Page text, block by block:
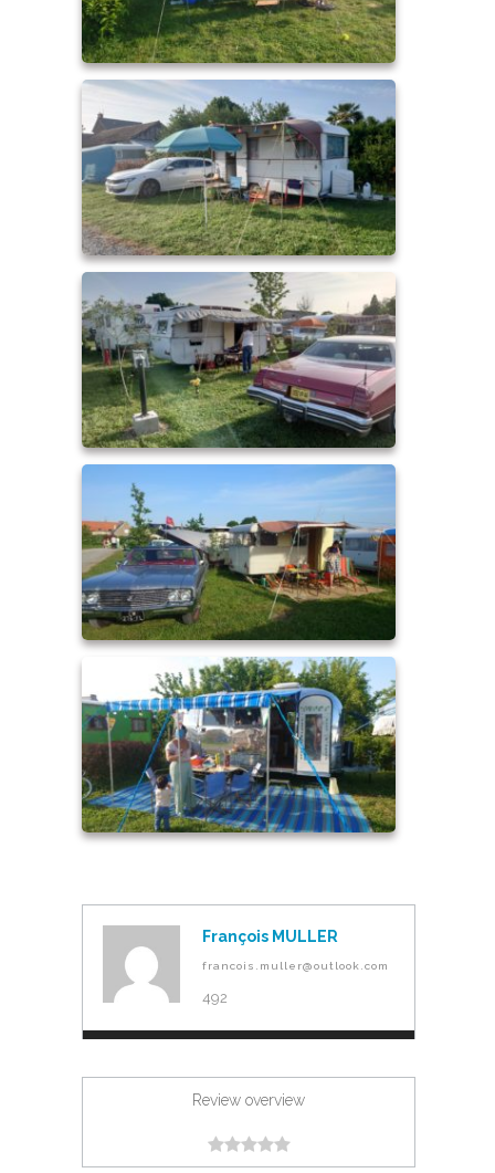
François MULLER
francois.muller@outlook.com
492
Review overview